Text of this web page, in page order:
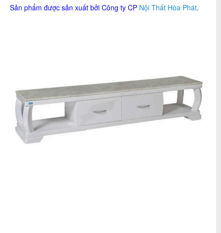
Sản phẩm được sản xuất bởi Công ty CP Nội Thất Hòa Phát.